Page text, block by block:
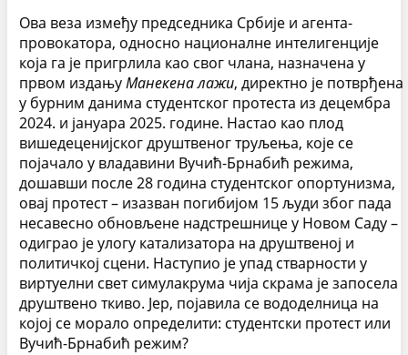
Ова веза између председника Србије и агента-
провокатора, односно националне интелигенције
која га је пригрлила као свог члана, назначена у
првом издањуМанекена лажи, директно је потврђена
у бурним данима студентског протеста из децембра
2024. и јануара 2025. године. Настао као плод
вишедеценијског друштвеног труљења, које се
појачало у владавини Вучић-Брнабић режима,
дошавши после 28 година студентског опортунизма,
овај протест – изазван погибијом 15 људи због пада
несавесно обновљене надстрешнице у Новом Саду –
одиграо је улогу катализатора на друштвеној и
политичкој сцени. Наступио је упад стварности у
виртуелни свет симулакрума чија скрама је запосела
друштвено ткиво. Јер, појавила се вододелница на
којој се морало определити: студентски протест или
Вучић-Брнабић режим?